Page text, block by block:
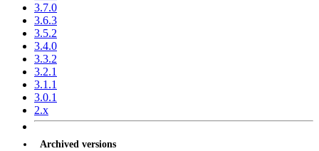
3.7.0
3.6.3
3.5.2
3.4.0
3.3.2
3.2.1
3.1.1
3.0.1
2.x
Archived versions